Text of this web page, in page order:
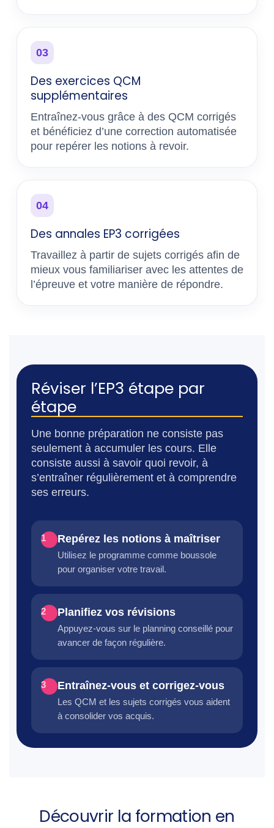
03
Des exercices QCM
supplémentaires
Entraînez-vous grâce à des QCM corrigés
et bénéficiez d’une correction automatisée
pour repérer les notions à revoir.
04
Des annales EP3 corrigées
Travaillez à partir de sujets corrigés afin de
mieux vous familiariser avec les attentes de
l’épreuve et votre manière de répondre.
Réviser l’EP3 étape par
étape
Une bonne préparation ne consiste pas
seulement à accumuler les cours. Elle
consiste aussi à savoir quoi revoir, à
s’entraîner régulièrement et à comprendre
ses erreurs.
1 Repérez les notions à maîtriser
Utilisez le programme comme boussole
pour organiser votre travail.
2 Planifiez vos révisions
Appuyez-vous sur le planning conseillé pour
avancer de façon régulière.
3 Entraînez-vous et corrigez-vous
Les QCM et les sujets corrigés vous aident
à consolider vos acquis.
Découvrir la formation en